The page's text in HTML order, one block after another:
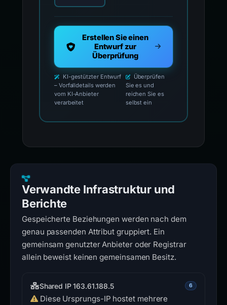
Erstellen Sie einen
Entwurf zur
Überprüfung
KI-gestützter Entwurf
– Vorfalldetails werden
vom KI-Anbieter
verarbeitet
Überprüfen
Sie es und
reichen Sie es
selbst ein
Verwandte Infrastruktur und
Berichte
Gespeicherte Beziehungen werden nach dem
genau passenden Attribut gruppiert. Ein
gemeinsam genutzter Anbieter oder Registrar
allein beweist keinen gemeinsamen Besitz.
Shared IP 163.61.188.5 6
Diese Ursprungs-IP hostet mehrere